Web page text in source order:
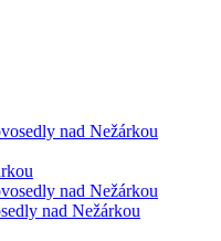
nad Nežárkou